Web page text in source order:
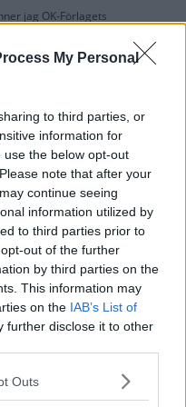
My Personal
to third parties, or
information for
the below opt-out
note that after your
continue seeing
information utilized by
to third parties prior to
out of the further
by third parties on the
This information may
on the IAB’s List of
further disclose it to other
one or more Google
Outs
jag OK-Förlagets
vår papperstidning?
utan kostnad här.